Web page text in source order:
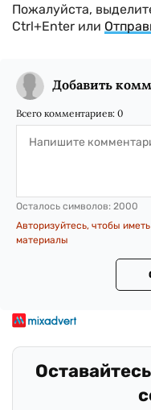
Пожалуйста,
Ctrl+Enter или
Добавить
Всего комментариев: 0
Осталось символов: 2000
Авторизуйтесь, чтобы
материалы